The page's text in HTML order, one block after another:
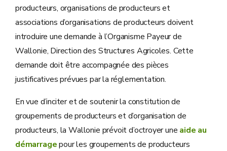
producteurs, organisations de producteurs et
associations d’organisations de producteurs doivent
introduire une demande à l’Organisme Payeur de
Wallonie, Direction des Structures Agricoles. Cette
demande doit être accompagnée des pièces
justificatives prévues par la réglementation.
En vue d’inciter et de soutenir la constitution de
groupements de producteurs et d’organisation de
producteurs, la Wallonie prévoit d’octroyer une aide au
démarragepour les groupements de producteurs